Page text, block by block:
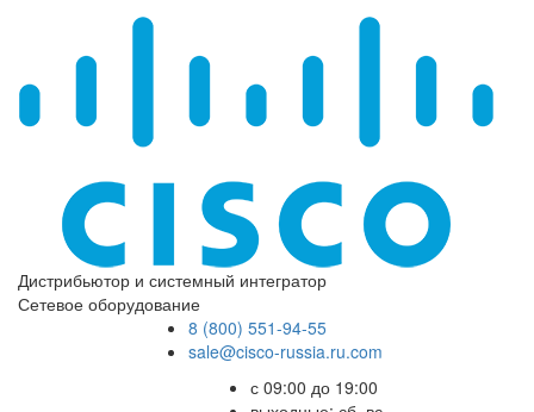
Дистрибьютор и системный интегратор
Сетевое оборудование
8 (800) 551-94-55
sale@cisco-russia.ru.com
с 09:00 до 19:00